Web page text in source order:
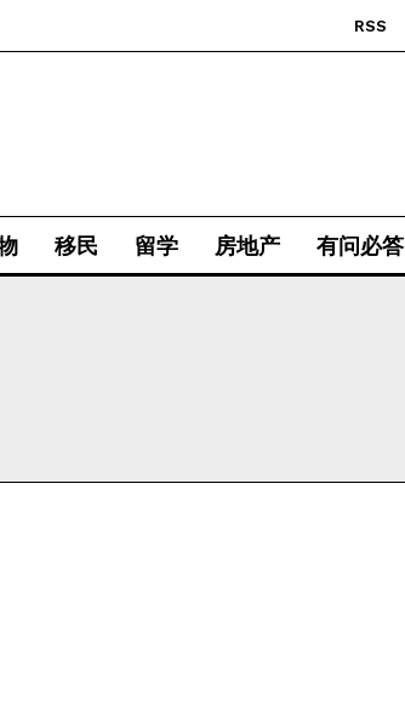
RSS
移民 留学 房地产 有问必答